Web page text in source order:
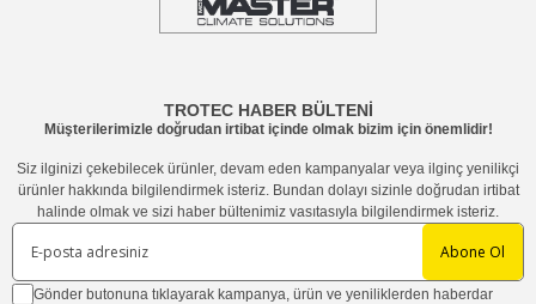
TROTEC HABER BÜLTENİ
Müşterilerimizle doğrudan irtibat içinde olmak bizim için önemlidir!
Siz ilginizi çekebilecek ürünler, devam eden kampanyalar veya ilginç yenilikçi
ürünler hakkında bilgilendirmek isteriz. Bundan dolayı sizinle doğrudan irtibat
halinde olmak ve sizi haber bültenimiz vasıtasıyla bilgilendirmek isteriz.
Abone Ol
Gönder butonuna tıklayarak kampanya, ürün ve yeniliklerden haberdar